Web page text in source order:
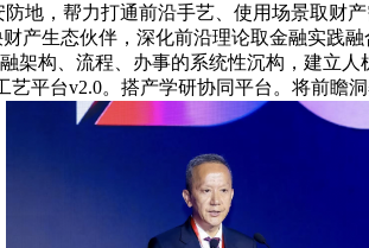
地，帮力打通前沿手艺、使用场景取财
产生态伙伴，深化前沿理论取金融实践
架构、流程、办事的系统性沉构，建立
平台v2.0。搭产学研协同平台。将前瞻